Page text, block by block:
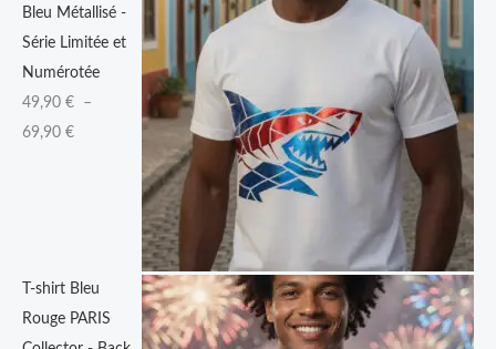
Bleu Métallisé -
Série Limitée et
Numérotée
49,90 €
–
69,90 €
€
à
6
9
,
T-shirt Bleu
Rouge PARIS